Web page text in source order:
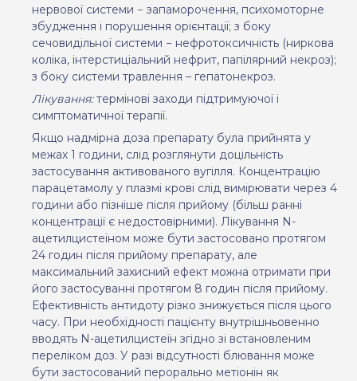
нервової системи − запаморочення, психомоторне
збудження і порушення орієнтації; з боку
сечовидільної системи − нефротоксичність (ниркова
коліка, інтерстиціальний нефрит, папілярний некроз);
з боку системи травлення – гепатонекроз.
Лікування:термінові заходи підтримуючої і
симптоматичної терапії.
Якщо надмірна доза препарату була прийнята у
межах 1 години, слід розглянути доцільність
застосування активованого вугілля. Концентрацію
парацетамолу у плазмі крові слід вимірювати через 4
години або пізніше після прийому (більш ранні
концентрації є недостовірними). Лікування N-
ацетилцистеїном може бути застосовано протягом
24 годин після прийому препарату, але
максимальний захисний ефект можна отримати при
його застосуванні протягом 8 годин після прийому.
Ефективність антидоту різко знижується після цього
часу. При необхідності пацієнту внутрішньовенно
вводять N-ацетилцистеїн згідно зі встановленим
переліком доз. У разі відсутності блювання може
бути застосований перорально метіонін як